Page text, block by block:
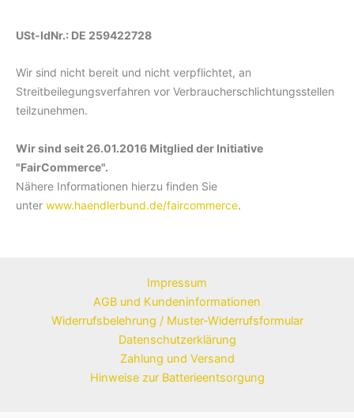
USt-IdNr.: DE 259422728
Wir sind nicht bereit und nicht verpflichtet, an
Streitbeilegungsverfahren vor Verbraucherschlichtungsstellen
teilzunehmen.
Wir sind seit 26.01.2016 Mitglied der Initiative
"FairCommerce".
Nähere Informationen hierzu finden Sie
unter www.haendlerbund.de/faircommerce.
Impressum
AGB und Kundeninformationen
Widerrufsbelehrung / Muster-Widerrufsformular
Datenschutzerklärung
Zahlung und Versand
Hinweise zur Batterieentsorgung